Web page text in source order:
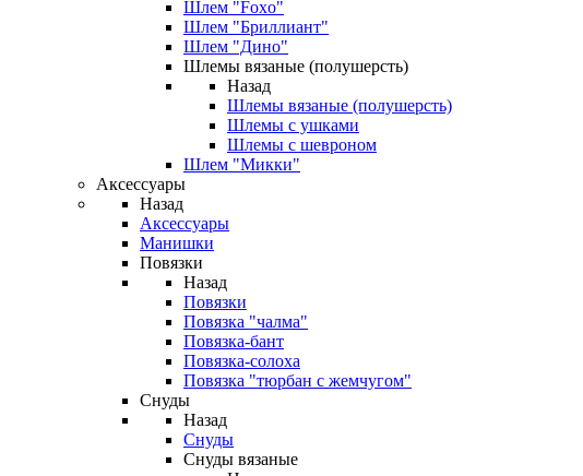
Шлем "Foxo"
Шлем "Бриллиант"
Шлем "Дино"
Шлемы вязаные (полушерсть)
Назад
Шлемы вязаные (полушерсть)
Шлемы с ушками
Шлемы с шевроном
Шлем "Микки"
Аксессуары
Назад
Аксессуары
Манишки
Повязки
Назад
Повязки
Повязка "чалма"
Повязка-бант
Повязка-солоха
Повязка "тюрбан с жемчугом"
Снуды
Назад
Снуды
Снуды вязаные